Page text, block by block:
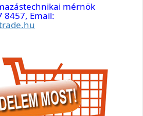
mérnök
Email: